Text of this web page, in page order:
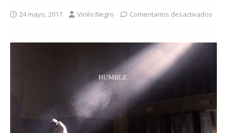
24 mayo, 2017 Vinilo Negro Comentarios desactivados